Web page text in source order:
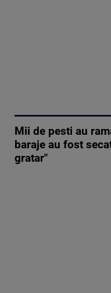
Mii de pesti au
baraje au fost
gratar"